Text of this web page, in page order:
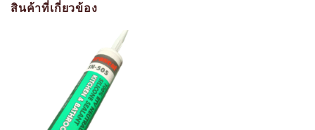
สินค้าที่เกี่ยวข้อง